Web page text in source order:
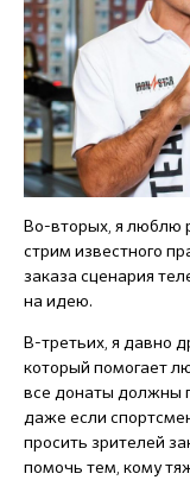
Во-вторых, я люблю
стрим известного
заказа сценария
на идею.
В-третьих, я давно
который помогает
все донаты должны
даже если
просить зрителей
помочь тем, кому